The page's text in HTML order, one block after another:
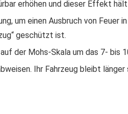
erhöhen und dieser Effekt
um einen Ausbruch von Feuer
geschützt ist.
der Mohs-Skala um das 7- bis
Ihr Fahrzeug bleibt